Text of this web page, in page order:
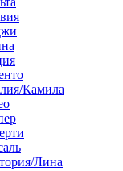
Камила
Лина